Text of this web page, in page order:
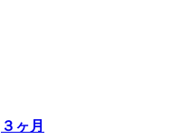
３ヶ月